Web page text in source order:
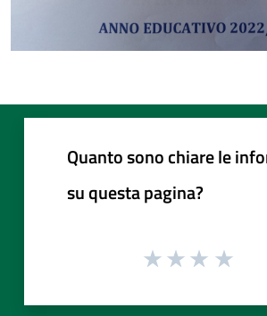
Quanto sono chiare le
su questa pagina?